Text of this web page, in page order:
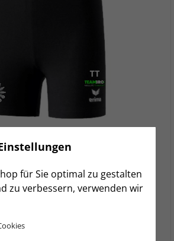
für Sie optimal zu gestalten
zu verbessern, verwenden wir
kurz Kinder